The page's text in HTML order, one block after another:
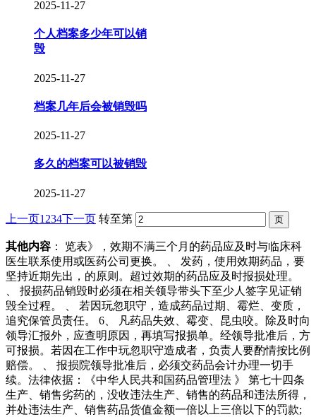
2025-11-27
个人档案多少年可以销
毁
2025-11-27
档案几年后会被销毁吗
2025-11-27
多久的档案可以被销毁
2025-11-27
上一页1 234下一页 转至第
其他内容 ： 览表》，效期不满三个月的药品应及时与临床科
医生联系使用或医药公司更换。 、 发药，使用效期药品，要
坚持近期先出，的原则。超过效期的药品应及时报损处理。
、 报损药品销毁时必须在相关领导带头下至少人签字见证销
毁全过程。 、 若因玩忽职守，造成药品过期、霉烂、变质，
追究保管员责任。 6、 凡药品失效、霉变、昆虫咬。除及时向
领导汇报外，应查明原因，再填写报损单。经领导批准后，方
可报损。若因在工作中玩忽职守造成者，负责人要酌情按比例
赔偿。 、 报损院领导批准后，必须交药品会计办理一切手
续。法律依据：《中华人民共和国药品管理法 》 第七十四条
生产、销售劣药的，没收违法生产、销售的药品和违法所得，
并处违法生产、销售药品货值金额一倍以上三倍以下的罚款;